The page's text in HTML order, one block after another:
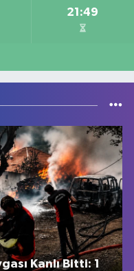
21:49
Kanlı Bitti: 1